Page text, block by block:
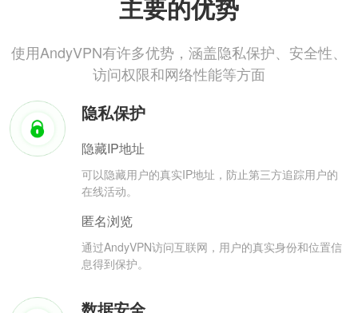
主要的优势
使用AndyVPN有许多优势，涵盖隐私保护、安全性、
访问权限和网络性能等方面
隐私保护
隐藏IP地址
可以隐藏用户的真实IP地址，防止第三方追踪用户的
在线活动。
匿名浏览
通过AndyVPN访问互联网，用户的真实身份和位置信
息得到保护。